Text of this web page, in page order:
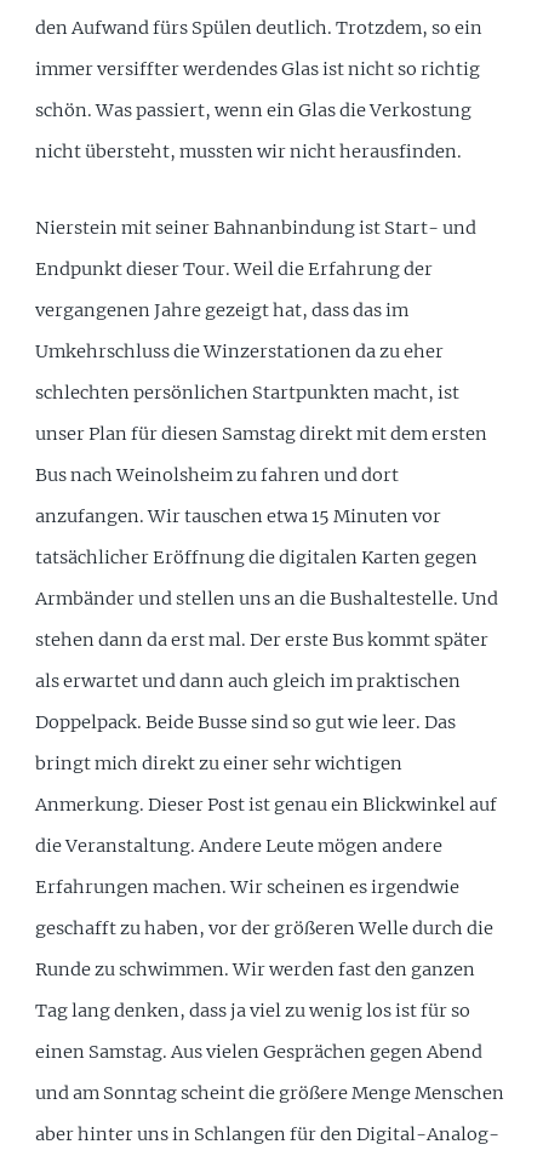
den Aufwand fürs Spülen deutlich. Trotzdem, so ein
immer versiffter werdendes Glas ist nicht so richtig
schön. Was passiert, wenn ein Glas die Verkostung
nicht übersteht, mussten wir nicht herausfinden.
Nierstein mit seiner Bahnanbindung ist Start- und
Endpunkt dieser Tour. Weil die Erfahrung der
vergangenen Jahre gezeigt hat, dass das im
Umkehrschluss die Winzerstationen da zu eher
schlechten persönlichen Startpunkten macht, ist
unser Plan für diesen Samstag direkt mit dem ersten
Bus nach Weinolsheim zu fahren und dort
anzufangen. Wir tauschen etwa 15 Minuten vor
tatsächlicher Eröffnung die digitalen Karten gegen
Armbänder und stellen uns an die Bushaltestelle. Und
stehen dann da erst mal. Der erste Bus kommt später
als erwartet und dann auch gleich im praktischen
Doppelpack. Beide Busse sind so gut wie leer. Das
bringt mich direkt zu einer sehr wichtigen
Anmerkung. Dieser Post ist genau ein Blickwinkel auf
die Veranstaltung. Andere Leute mögen andere
Erfahrungen machen. Wir scheinen es irgendwie
geschafft zu haben, vor der größeren Welle durch die
Runde zu schwimmen. Wir werden fast den ganzen
Tag lang denken, dass ja viel zu wenig los ist für so
einen Samstag. Aus vielen Gesprächen gegen Abend
und am Sonntag scheint die größere Menge Menschen
aber hinter uns in Schlangen für den Digital-Analog-